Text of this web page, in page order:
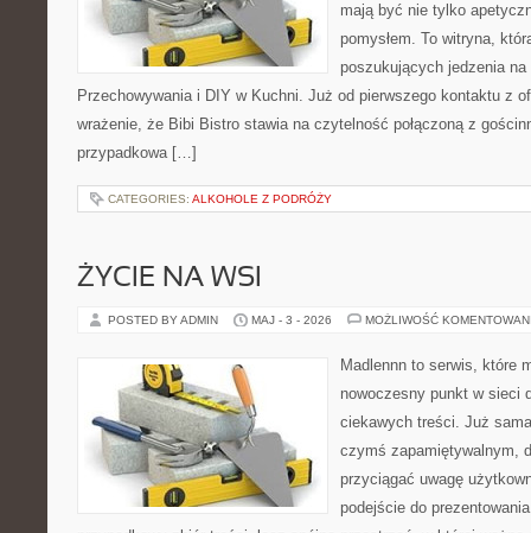
mają być nie tylko
pomysłem. To witryna,
poszukujących jedzenia
Przechowywania i DIY w Kuchni. Już od pierwszego kontaktu z
wrażenie, że Bibi Bistro stawia na czytelność połączoną z
przypadkowa […]
CATEGORIES: ALKOHOLE Z PODRÓŻY
ŻYCIE NA WSI
POSTED BY ADMIN MAJ - 3 - 2026 MOŻLIWOŚĆ
Madlennn to serwis, które
nowoczesny punkt w sieci
ciekawych treści. Już
czymś zapamiętywalnym,
przyciągać uwagę
podejście do